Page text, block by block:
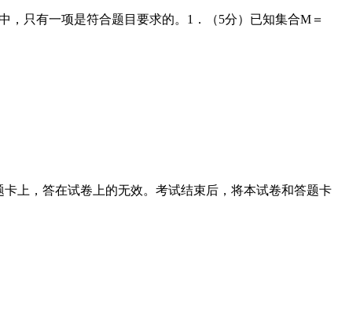
，只有一项是符合题目要求的。1．（5分）已知集合M＝
上，答在试卷上的无效。考试结束后，将本试卷和答题卡